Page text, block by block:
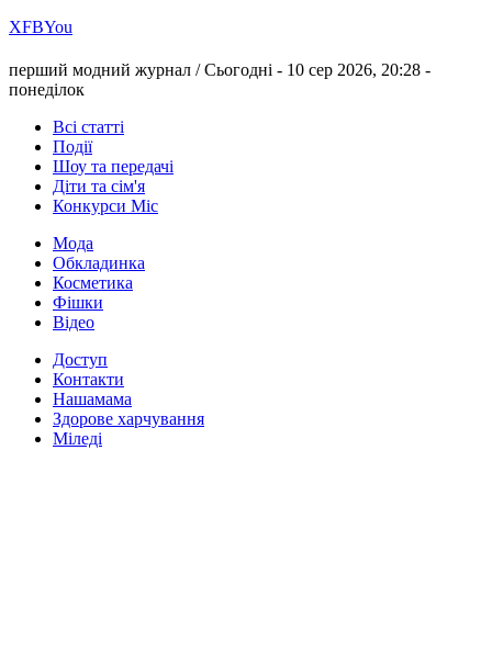
ХFBYou
перший модний журнал /Сьогодні - 10 сер 2026, 20:28 -
понеділок
Всі статті
Події
Шоу та передачі
Діти та сім'я
Конкурси Міс
Мода
Обкладинка
Косметика
Фішки
Відео
Доступ
Контакти
Нашамама
Здорове харчування
Міледі